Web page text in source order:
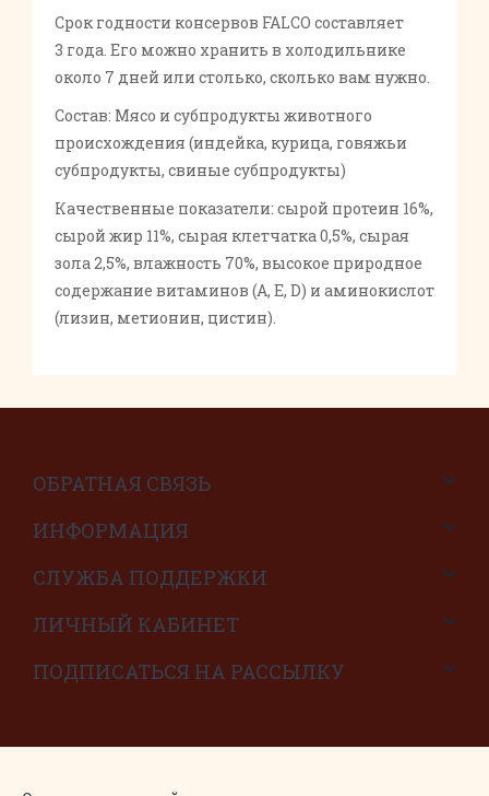
Срок годности консервов FALCO составляет
3 года. Его можно хранить в холодильнике
около 7 дней или столько, сколько вам нужно.
Состав: Мясо и субпродукты животного
происхождения (индейка, курица, говяжьи
субпродукты, свиные субпродукты)
Качественные показатели: сырой протеин 16%,
сырой жир 11%, сырая клетчатка 0,5%, сырая
зола 2,5%, влажность 70%, высокое природное
содержание витаминов (А, Е, D) и аминокислот
(лизин, метионин, цистин).
ОБРАТНАЯ СВЯЗЬ
ИНФОРМАЦИЯ
СЛУЖБА ПОДДЕРЖКИ
ЛИЧНЫЙ КАБИНЕТ
ПОДПИСАТЬСЯ НА РАССЫЛКУ